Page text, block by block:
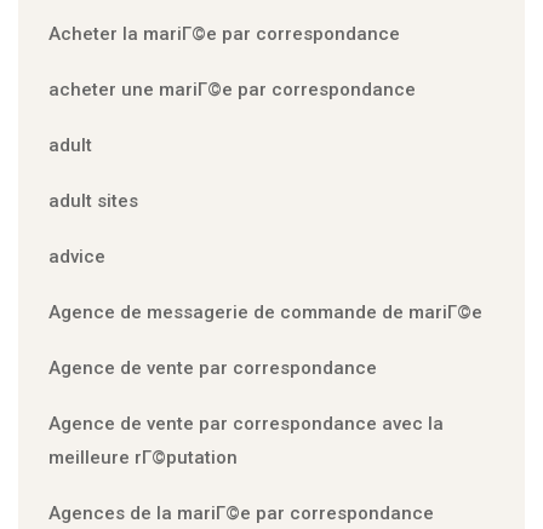
Acheter la mariГ©e par correspondance
acheter une mariГ©e par correspondance
adult
adult sites
advice
Agence de messagerie de commande de mariГ©e
Agence de vente par correspondance
Agence de vente par correspondance avec la
meilleure rГ©putation
Agences de la mariГ©e par correspondance